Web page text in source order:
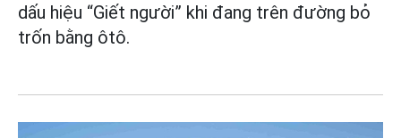
dấu hiệu “Giết người” khi đang trên đường bỏ
trốn bằng ôtô.